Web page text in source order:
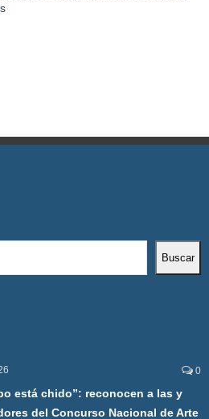
Buscar
0
está chido”: reconocen a las y
del Concurso Nacional de Arte